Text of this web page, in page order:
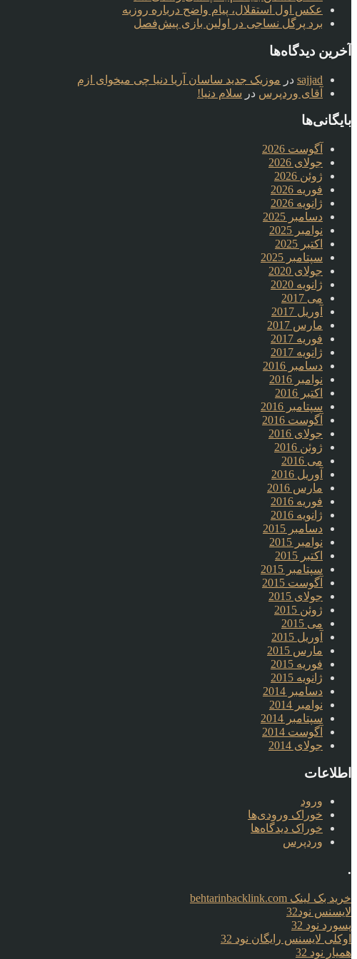
عکس اول استقلال، پیام واضح درباره روزبه
برد پرگل نساجی در اولین بازی پیش‌فصل
آخرین دیدگاه‌ها
sajjad در موزیک جدید ساسان آریا دنیا چی میخوای ازم
آقای وردپرس در سلام دنیا!
بایگانی‌ها
آگوست 2026
جولای 2026
ژوئن 2026
فوریه 2026
ژانویه 2026
دسامبر 2025
نوامبر 2025
اکتبر 2025
سپتامبر 2025
جولای 2020
ژانویه 2020
می 2017
آوریل 2017
مارس 2017
فوریه 2017
ژانویه 2017
دسامبر 2016
نوامبر 2016
اکتبر 2016
سپتامبر 2016
آگوست 2016
جولای 2016
ژوئن 2016
می 2016
آوریل 2016
مارس 2016
فوریه 2016
ژانویه 2016
دسامبر 2015
نوامبر 2015
اکتبر 2015
سپتامبر 2015
آگوست 2015
جولای 2015
ژوئن 2015
می 2015
آوریل 2015
مارس 2015
فوریه 2015
ژانویه 2015
دسامبر 2014
نوامبر 2014
سپتامبر 2014
آگوست 2014
جولای 2014
اطلاعات
ورود
خوراک ورودی‌ها
خوراک دیدگاه‌ها
وردپرس
.
خرید بک لینک behtarinbacklink.com
لایسنس نود32
پسورد نود 32
اوکلی لایسنس رایگان نود 32
همیار نود 32